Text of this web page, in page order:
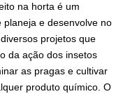
na horta é um
planeja e desenvolve no
projetos que
da ação dos insetos
as pragas e cultivar
produto químico. O